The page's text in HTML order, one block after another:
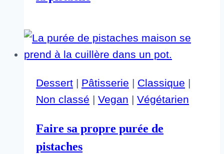
Dessert | Pâtisserie | Classique |
Non classé | Vegan | Végétarien
Faire sa propre purée de
pistaches